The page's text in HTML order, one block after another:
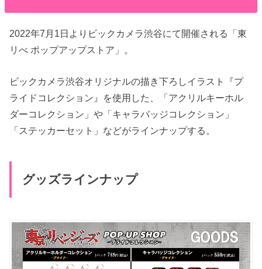
2022年7月1日よりビックカメラ渋谷にて開催される「東
リべ ポップアップストア」。
ビックカメラ渋谷オリジナルの描き下ろしイラスト『プ
ライドコレクション』を使用した、「アクリルキーホル
ダーコレクション」や「キャラバッジコレクション」
「ステッカーセット」などがラインナップする。
グッズラインナップ